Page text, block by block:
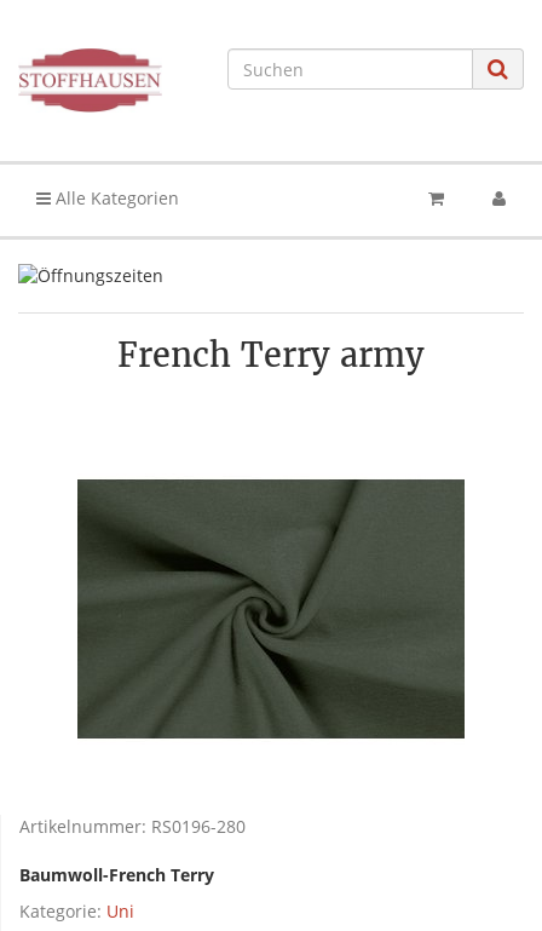
Alle Kategorien
French Terry army
Artikelnummer: RS0196-280
Baumwoll-French Terry
Kategorie: Uni